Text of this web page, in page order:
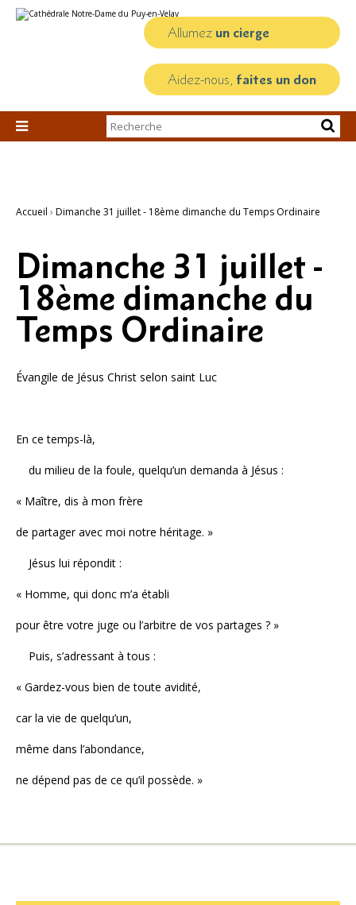
au
personnels
Allumez un cierge
Aidez-nous, faites un don

Chercher par
Recherche
Accueil › Dimanche 31 juillet - 18ème dimanche du Temps Ordinaire
Dimanche 31 juillet -
18ème dimanche du
Temps Ordinaire
Évangile de Jésus Christ selon saint Luc
En ce temps-là,
du milieu de la foule, quelqu’un demanda à Jésus :
« Maître, dis à mon frère
de partager avec moi notre héritage. »
Jésus lui répondit :
« Homme, qui donc m’a établi
pour être votre juge ou l’arbitre de vos partages ? »
Puis, s’adressant à tous :
« Gardez-vous bien de toute avidité,
car la vie de quelqu’un,
même dans l’abondance,
ne dépend pas de ce qu’il possède. »